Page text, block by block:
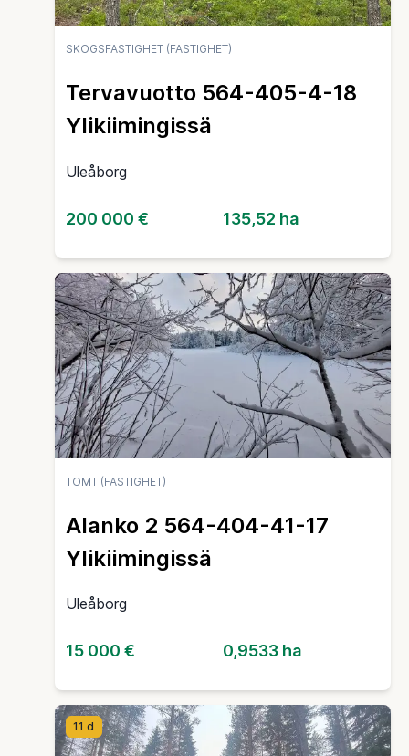
SKOGSFASTIGHET (FASTIGHET)
Tervavuotto 564-405-4-18
Ylikiimingissä
Uleåborg
200 000 € 135,52 ha
TOMT (FASTIGHET)
Alanko 2 564-404-41-17
Ylikiimingissä
Uleåborg
15 000 € 0,9533 ha
11 d